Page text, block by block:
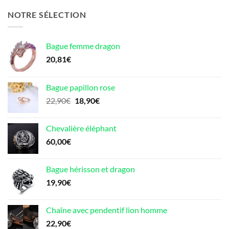
NOTRE SÉLECTION
Bague femme dragon
20,81€
Bague papillon rose
22,90€ Le
était :
18,90€Le
est :
Chevalière éléphant
60,00€
Bague hérisson et dragon
19,90€
Chaîne avec pendentif lion homme
22,90€